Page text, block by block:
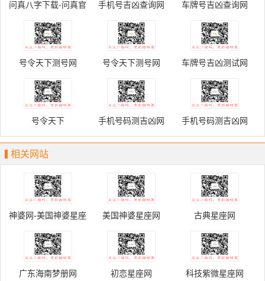
问真八字下载-问真官
网
手机号吉凶查询网 车牌号吉凶查询网
号令天下测号网 号令天下测号网 车牌号吉凶测试网
号令天下 手机号码测吉凶网 手机号码测吉凶网
相关网站
神婆网-美国神婆星座
网
美国神婆星座网 古典星座网
广东海南梦册网 初恋星座网 科技紫微星座网